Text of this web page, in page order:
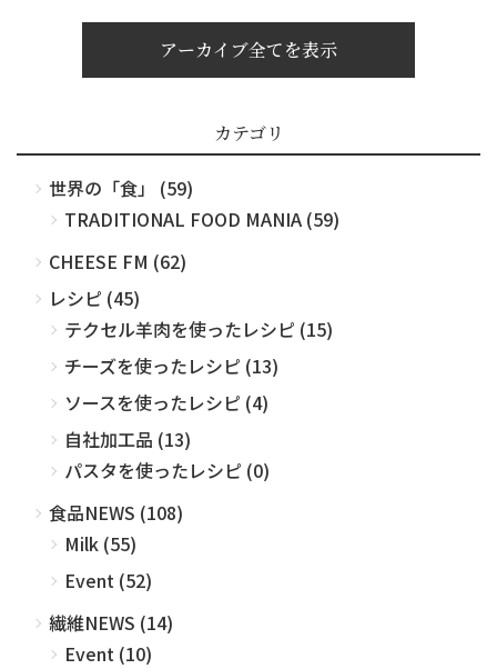
アーカイブ全てを表示
カテゴリ
世界の「食」 (59)
TRADITIONAL FOOD MANIA (59)
CHEESE FM (62)
レシピ (45)
テクセル羊肉を使ったレシピ (15)
チーズを使ったレシピ (13)
ソースを使ったレシピ (4)
自社加工品 (13)
パスタを使ったレシピ (0)
食品NEWS (108)
Milk (55)
Event (52)
繊維NEWS (14)
Event (10)